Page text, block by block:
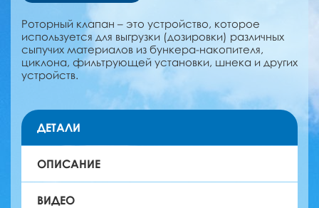
Роторный клапан – это устройство, которое
используется для выгрузки (дозировки) различных
сыпучих материалов из бункера-накопителя,
циклона, фильтрующей установки, шнека и других
устройств.
ДЕТАЛИ
ОПИСАНИЕ
ВИДЕО